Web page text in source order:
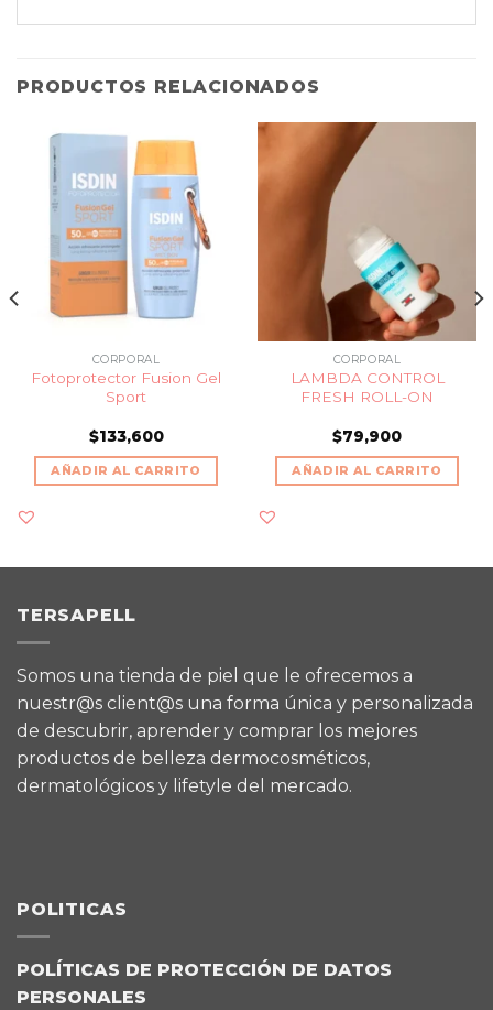
PRODUCTOS RELACIONADOS
CORPORAL
Fotoprotector Fusion Gel
Sport
$133,600
AÑADIR AL CARRITO
CORPORAL
LAMBDA CONTROL
FRESH ROLL-ON
$79,900
AÑADIR AL CARRITO
TERSAPELL
Somos una tienda de piel que le ofrecemos a
nuestr@s client@s una forma única y personalizada
de descubrir, aprender y comprar los mejores
productos de belleza dermocosméticos,
dermatológicos y lifetyle del mercado.
POLITICAS
POLÍTICAS DE PROTECCIÓN DE DATOS
PERSONALES